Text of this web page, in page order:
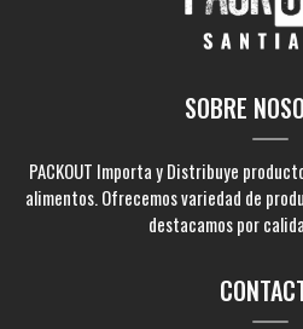
SOBRE
PACKOUT Importa y Distribuye
alimentos. Ofrecemos variedad de
destacamos por